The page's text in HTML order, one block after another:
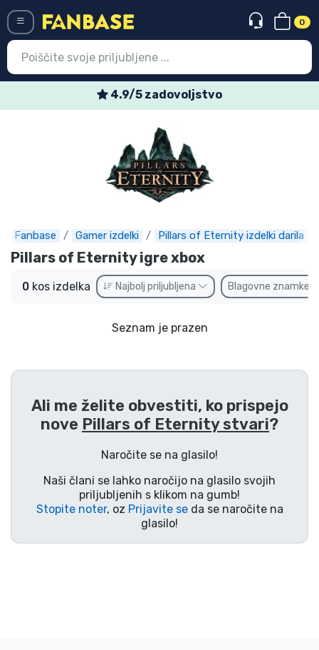
0
4.9/5 zadovoljstvo
Fanbase Gamer izdelki Pillars of Eternity izdelki darila
Pillars of Eternity igre xbox
0 kos izdelka Najbolj priljubljena Blagovne znamke
Seznam je prazen
Ali me želite obvestiti, ko prispejo
nove Pillars of Eternity stvari?
Naročite se na glasilo!
Naši člani se lahko naročijo na glasilo svojih
priljubljenih s klikom na gumb!
Stopite noter, oz Prijavite seda se naročite na
glasilo!
Najnovejsi izdelki
Prodajni izdelki
Ekspresna dostava
Prednaročila
Outlet izdelki
Dostava in plačilo
Tv serijske izdelki
Filmske izdelki
Risani izdelki
Anime izdelki